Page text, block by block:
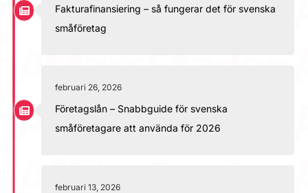
Fakturafinansiering – så fungerar det för svenska
småföretag
februari 26, 2026
Företagslån – Snabbguide för svenska
småföretagare att använda för 2026
februari 13, 2026